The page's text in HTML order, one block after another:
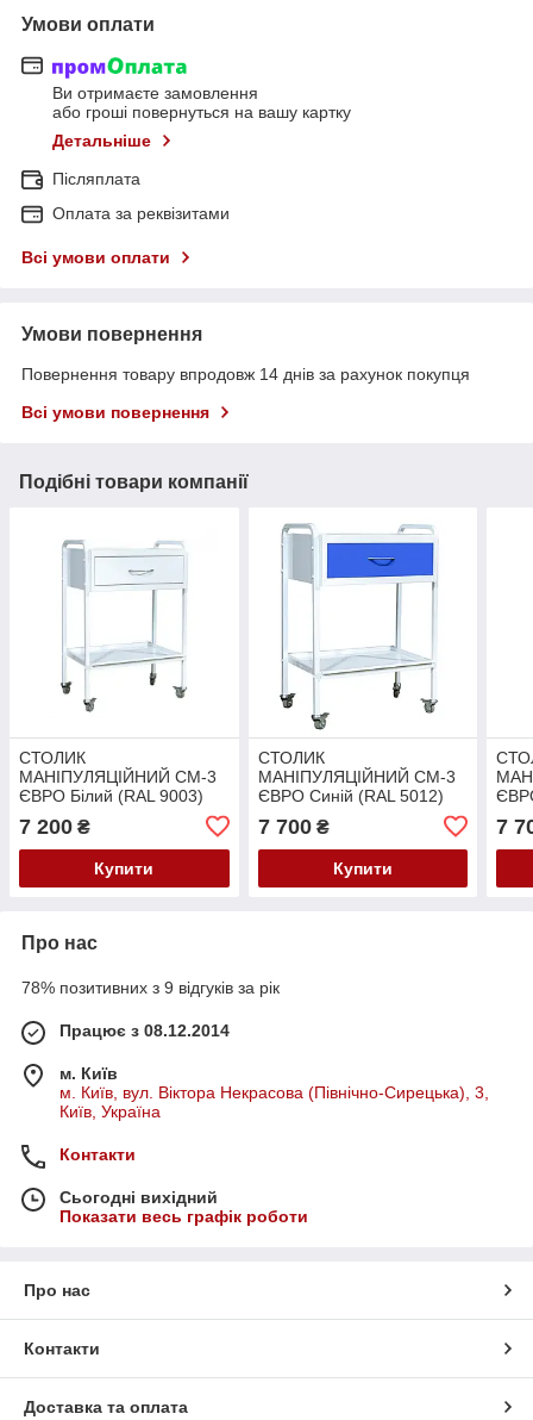
Умови оплати
Ви отримаєте замовлення
або гроші повернуться на вашу картку
Детальніше
Післяплата
Оплата за реквізитами
Всі умови оплати
Умови повернення
Повернення товару впродовж 14 днів за рахунок покупця
Всі умови повернення
Подібні товари компанії
СТОЛИК
МАНІПУЛЯЦІЙНИЙ СМ-3
ЄВРО Білий (RAL 9003)
7 200 ₴
Купити
СТОЛИК
МАНІПУЛЯЦІЙНИЙ СМ-3
ЄВРО Синій (RAL 5012)
7 700₴
Купити
7
Про нас
78% позитивних з 9 відгуків за рік
Працює з 08.12.2014
м. Київ
м. Київ, вул. Віктора Некрасова (Північно-Сирецька), 3,
Київ, Україна
Контакти
Сьогодні вихідний
Показати весь графік роботи
Про нас
Контакти
Доставка та оплата